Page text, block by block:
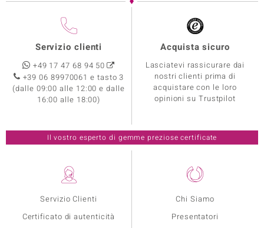
Servizio Clienti
Certificato di autenticità
Chi Siamo
Presentatori
Servizio clienti
+49 17 47 68 94 50
+39 06 89970061 e tasto 3
(dalle 09:00 alle 12:00 e dalle
16:00 alle 18:00)
Acquista sicuro
Lasciatevi rassicurare dai
nostri clienti prima di
acquistare con le loro
opinioni su Trustpilot
Il vostro esperto di gemme preziose certificate